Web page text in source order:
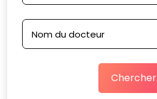
Chercher